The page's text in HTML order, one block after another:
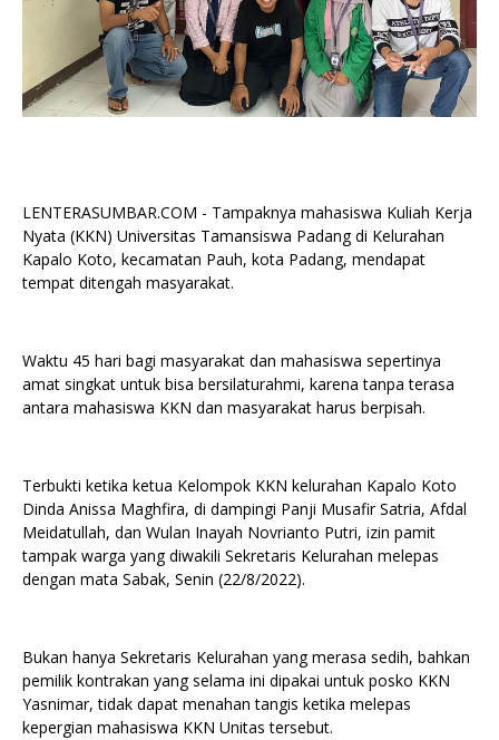
LENTERASUMBAR.COM - Tampaknya mahasiswa Kuliah Kerja
Nyata (KKN) Universitas Tamansiswa Padang di Kelurahan
Kapalo Koto, kecamatan Pauh, kota Padang, mendapat
tempat ditengah masyarakat.
Waktu 45 hari bagi masyarakat dan mahasiswa sepertinya
amat singkat untuk bisa bersilaturahmi, karena tanpa terasa
antara mahasiswa KKN dan masyarakat harus berpisah.
Terbukti ketika ketua Kelompok KKN kelurahan Kapalo Koto
Dinda Anissa Maghfira, di dampingi Panji Musafir Satria, Afdal
Meidatullah, dan Wulan Inayah Novrianto Putri, izin pamit
tampak warga yang diwakili Sekretaris Kelurahan melepas
dengan mata Sabak, Senin (22/8/2022).
Bukan hanya Sekretaris Kelurahan yang merasa sedih, bahkan
pemilik kontrakan yang selama ini dipakai untuk posko KKN
Yasnimar, tidak dapat menahan tangis ketika melepas
kepergian mahasiswa KKN Unitas tersebut.